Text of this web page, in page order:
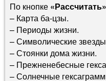
По кнопке «Рассчитать»
– Карта ба-цзы.
– Периоды жизни.
– Символические
– Стоянки дома жизни.
– Прежненебесные
– Солнечные